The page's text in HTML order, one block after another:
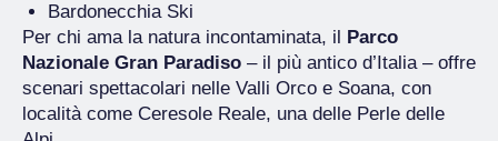
Bardonecchia Ski
Per chi ama la natura incontaminata, il Parco
Nazionale Gran Paradiso – il più antico d’Italia – offre
scenari spettacolari nelle Valli Orco e Soana, con
località come Ceresole Reale, una delle Perle delle